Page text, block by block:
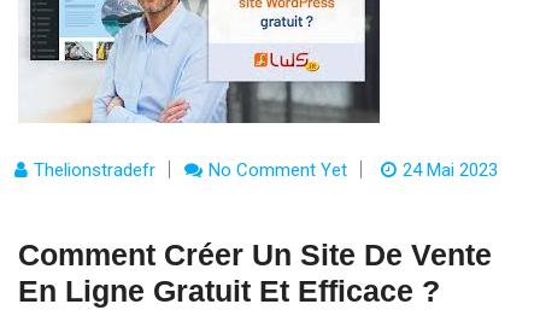
Thelionstradefr No Comment Yet 24 Mai 2023
Comment Créer Un Site De Vente
En Ligne Gratuit Et Efficace ?